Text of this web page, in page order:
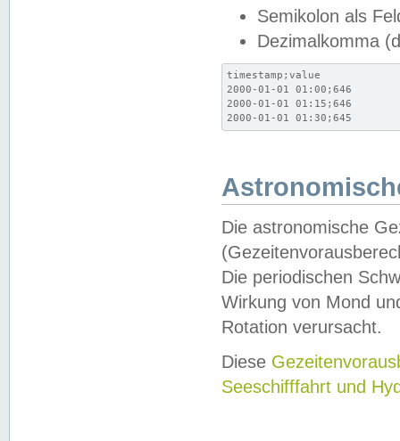
Semikolon als
Dezimalkomma
timestamp;value
2000-01-01 01:00;646
2000-01-01 01:15;646
2000-01-01 01:30;645
Die astronomische
Die periodischen
Wirkung von Mond
Rotation verursacht.
Diese
Seeschifffahrt und